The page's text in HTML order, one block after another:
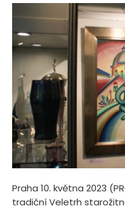
Praha 10. května 2023
tradiční Veletrh